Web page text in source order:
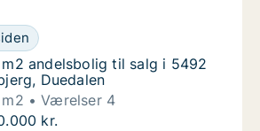
andelsbolig til salg i 5492
til salg i 5492 Vissenbjerg,
andelsbolig til salg i 5492
andelsbolig til salg i 5492
Duedalen
Værelser 4
andelsbolig til salg i 5492
kr.